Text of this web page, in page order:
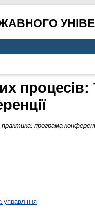
процесів:
програма
управління